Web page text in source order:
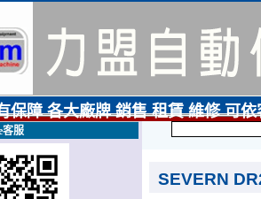
保障 各大廠牌 銷售 租賃 維修 可
客服
SEVERN